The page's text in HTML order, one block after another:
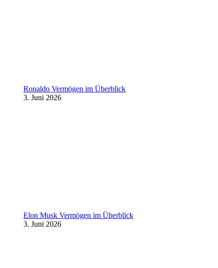
Ronaldo Vermögen im Überblick
3. Juni 2026
Elon Musk Vermögen im Überblick
3. Juni 2026